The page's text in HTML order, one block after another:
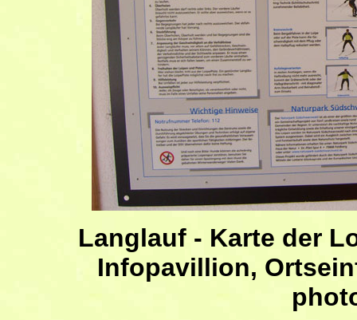
Langlauf - Karte der
Infopavillion,